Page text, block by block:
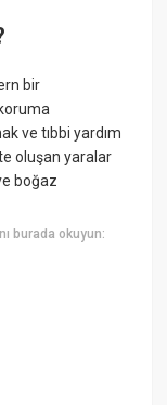
bir
ve tıbbi yardım
oluşan yaralar
boğaz
burada okuyun: